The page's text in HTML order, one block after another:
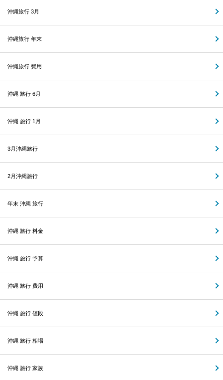
沖縄旅行 3月
沖縄旅行 年末
沖縄旅行 費用
沖縄 旅行 6月
沖縄 旅行 1月
3月沖縄旅行
2月沖縄旅行
年末 沖縄 旅行
沖縄 旅行 料金
沖縄 旅行 予算
沖縄 旅行 費用
沖縄 旅行 値段
沖縄 旅行 相場
沖縄 旅行 家族